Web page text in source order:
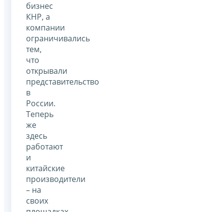
бизнес
КНР, а
компании
ограничивались
тем,
что
открывали
представительство
в
России.
Теперь
же
здесь
работают
и
китайские
производители
– на
своих